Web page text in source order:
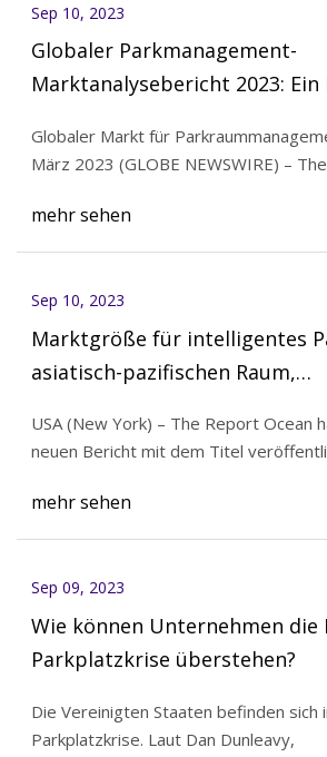
Sep 10, 2023
Globaler Parkmanagement-
Marktanalysebericht 2023:
Hauptakteuren
Globaler Markt für
März 2023 (GLOBE NEWSWIRE) – The
mehr sehen
Sep 10, 2023
Marktgröße für intelligentes
asiatisch-pazifischen Raum,
Wettbewerbslandschaft im
USA (New York) – The Report Ocean
neuen Bericht mit dem Titel
mehr sehen
Sep 09, 2023
Wie können Unternehmen die
Parkplatzkrise überstehen?
Die Vereinigten Staaten befinden sich
Parkplatzkrise. Laut Dan Dunleavy,